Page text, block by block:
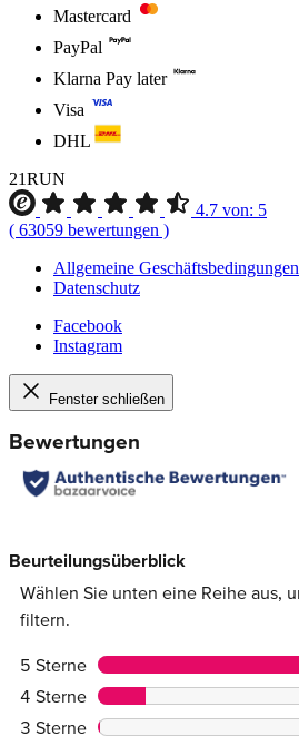
Mastercard
PayPal
Klarna Pay later
Visa
DHL
21RUN
4.7 von: 5
( 63059 bewertungen )
Allgemeine Geschäftsbedingungen
Datenschutz
Facebook
Instagram
Fenster schließen